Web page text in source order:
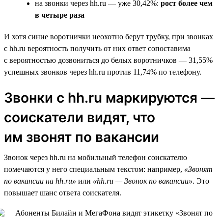
на звонки через hh.ru — уже 30,42%: рост более чем
в четыре раза
И хотя синие воротнички неохотно берут трубку, при звонках
с hh.ru вероятность получить от них ответ сопоставима
с вероятностью дозвониться до белых воротничков — 31,55%
успешных звонков через hh.ru против 11,74% по телефону.
Звонки с hh.ru маркируются —
соискатели видят, что
им звонят по вакансии
Звонок через hh.ru на мобильный телефон соискателю
помечаются у него специальным текстом: например, «Звонят
по вакансии на hh.ru» или «hh.ru — Звонок по вакансии». Это
повышает шанс ответа соискателя.